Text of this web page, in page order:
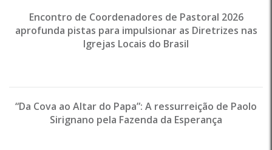
Encontro de Coordenadores de Pastoral 2026
aprofunda pistas para impulsionar as Diretrizes nas
Igrejas Locais do Brasil
“Da Cova ao Altar do Papa”: A ressurreição de Paolo
Sirignano pela Fazenda da Esperança